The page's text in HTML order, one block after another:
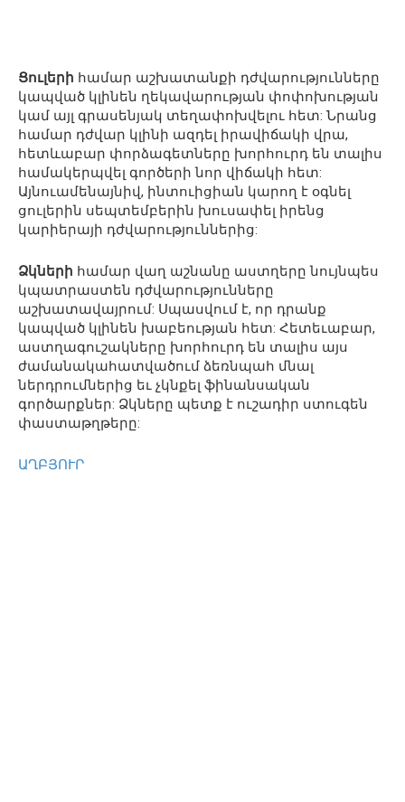
Ցուլերի համար աշխատանքի դժվարությունները
կապված կլինեն ղեկավարության փոփոխության
կամ այլ գրասենյակ տեղափոխվելու հետ: Նրանց
համար դժվար կլինի ազդել իրավիճակի վրա,
հետևաբար փորձագետները խորհուրդ են տալիս
համակերպվել գործերի նոր վիճակի հետ:
Այնուամենայնիվ, ինտուիցիան կարող է օգնել
ցուլերին սեպտեմբերին խուսափել իրենց
կարիերայի դժվարություններից:
Ձկների համար վաղ աշնանը աստղերը նույնպես
կպատրաստեն դժվարությունները
աշխատավայրում: Սպասվում է, որ դրանք
կապված կլինեն խաբեության հետ: Հետեւաբար,
աստղագուշակները խորհուրդ են տալիս այս
ժամանակահատվածում ձեռնպահ մնալ
ներդրումներից եւ չկնքել ֆինանսական
գործարքներ: Ձկները պետք է ուշադիր ստուգեն
փաստաթղթերը:
ԱՂԲՅՈՒՐ